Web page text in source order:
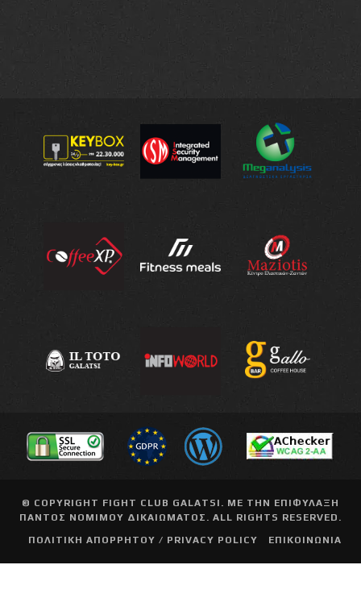
© COPYRIGHT FIGHT CLUB GALATSI . ΜΕ ΤΗΝ ΕΠΙΦΥΛΑΞΗ
ΠΑΝΤΟΣ ΝΟΜΙΜΟΥ ΔΙΚΑΙΩΜΑΤΟΣ. ALL RIGHTS RESERVED.
ΠΟΛΙΤΙΚΗ ΑΠΟΡΡΗΤΟΥ / PRIVACY POLICY
ΕΠΙΚΟΙΝΩΝΙΑ